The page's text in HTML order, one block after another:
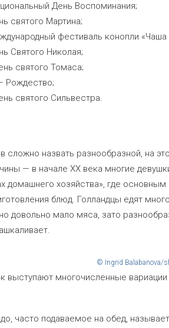
День Воспоминания;
святого Мартина;
фестиваль конопли «Чаша
Святого Николая;
святого Томаса;
Рождество;
святого Сильвестра.
сложно назвать разнообразной, на
— в начале XX века многие
домашнего хозяйства», где
блюд. Голландцы едят
довольно мало мяса, зато
© Ingrid Balabanova/
выступают многочисленные вариации
часто подаваемое на обед,